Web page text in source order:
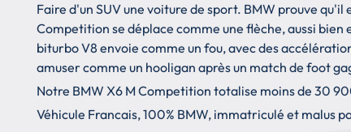
Faire d'un SUV une voiture de sport. BMW prouve
Competition se déplace comme une flèche, aussi
biturbo V8 envoie comme un fou, avec des
amuser comme un hooligan après un match de foot
Notre BMW X6 M Competition totalise moins de 30
Véhicule Francais, 100% BMW, immatriculé et malus